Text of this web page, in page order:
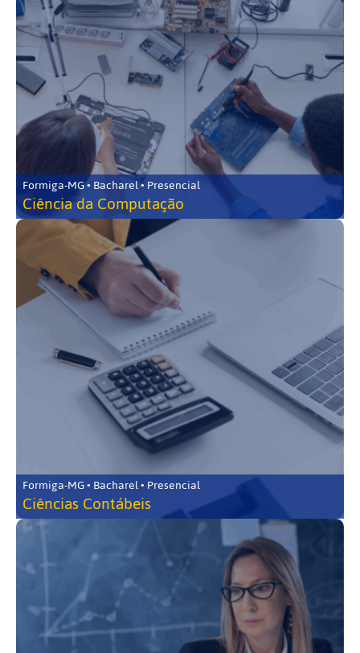
Formiga-MG • Bacharel • Presencial
Ciência da Computação
Formiga-MG • Bacharel • Presencial
Ciências Contábeis